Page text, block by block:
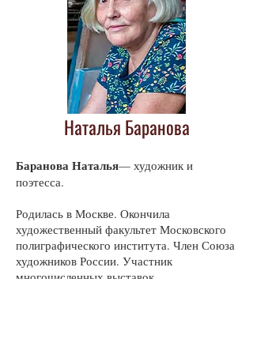
Наталья Баранова
Баранова Наталья— художник и
поэтесса.
Родилась в Москве. Окончила
художественный факультет Московского
полиграфического института. Член Союза
художников России. Участник
многочисленных выставок.